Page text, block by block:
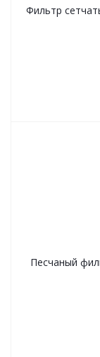
Фильтр
Песчаный